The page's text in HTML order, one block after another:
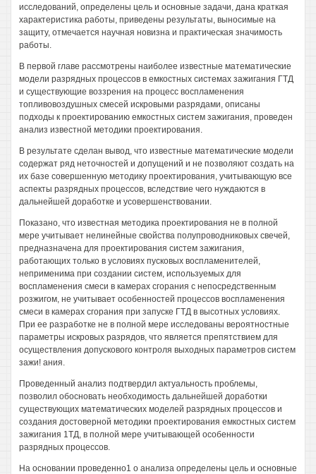
исследований, определены цель и основные задачи, дана краткая
характеристика работы, приведены результаты, выносимые на
защиту, отмечается научная новизна и практическая значимость
работы.
В первой главе рассмотрены наиболее известные математические
модели разрядных процессов в емкостных системах зажигания ГТД
и существующие воззрения на процесс воспламенения
топливовоздушных смесей искровыми разрядами, описаны
подходы к проектированию емкостных систем зажигания, проведен
анализ известной методики проектирования.
В результате сделан вывод, что известные математические модели
содержат ряд неточностей и допущений и не позволяют создать на
их базе совершенную методику проектирования, учитывающую все
аспекты разрядных процессов, вследствие чего нуждаются в
дальнейшей доработке и усовершенствовании.
Показано, что известная методика проектирования не в полной
мере учитывает нелинейные свойства полупроводниковых свечей,
предназначена для проектирования систем зажигания,
работающих только в условиях пусковых воспламенителей,
неприменима при создании систем, используемых для
воспламенения смеси в камерах сгорания с непосредственным
розжигом, не учитывает особенностей процессов воспламенения
смеси в камерах сгорания при запуске ГТД в высотных условиях.
При ее разработке не в полной мере исследованы вероятностные
параметры искровых разрядов, что является препятствием для
осуществления допускового контроля выходных параметров систем
зажи! ания.
Проведенный анализ подтвердил актуальность проблемы,
позволил обосновать необходимость дальнейшей доработки
существующих математических моделей разрядных процессов и
создания достоверной методики проектирования емкостных систем
зажигания 1ТД, в полной мере учитывающей особенности
разрядных процессов.
На основании проведенно1 о анализа определены цель и основные